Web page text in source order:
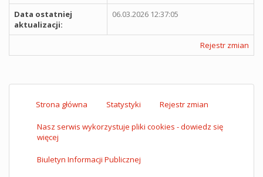
Data ostatniej
aktualizacji:
06.03.2026 12:37:05
Rejestr zmian
Strona główna Statystyki Rejestr zmian
Nasz serwis wykorzystuje pliki cookies - dowiedz się
więcej
Biuletyn Informacji Publicznej